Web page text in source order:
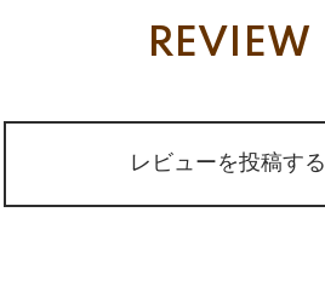
REVIEW
レビューを投稿する